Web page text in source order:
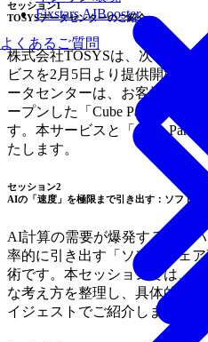
Fixstars AIBooster
よくあるご質問
セッション1
TOSYSデータセンターのご紹介
株式会社TOSYSは、次世代コ
ビスを2月5日より提供開始い
ータセンターは、お客様の敷
ープンした「Cube Park
す。本サービスと「Cube Park
たします。
セッション2
AIの「速度」を極限まで引き出す：ソフト
AI計算の需要が爆発する中、
率的に引き出す「ソフトウェ
術です。本セッションでは、
な考え方を整理し、具体的な
イジェストでご紹介します。